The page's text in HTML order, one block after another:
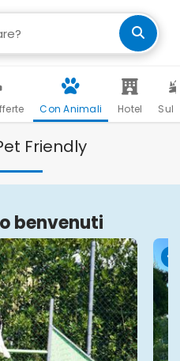
Con Animali Hotel Sul
Friendly
benvenuti